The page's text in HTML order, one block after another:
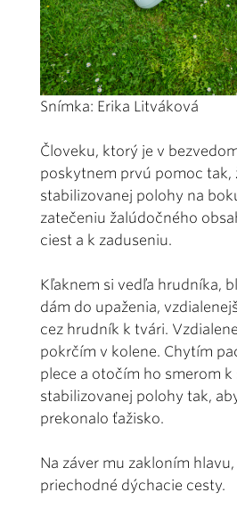
Snímka: Erika Litváková
Človeku, ktorý je v
poskytnem prvú pomoc tak,
stabilizovanej polohy na
zatečeniu žalúdočného
ciest a k zaduseniu.
Kľaknem si vedľa hrudníka,
dám do upaženia,
cez hrudník k tvári.
pokrčím v kolene. Chytím
plece a otočím ho smerom k
stabilizovanej polohy tak,
prekonalo ťažisko.
Na záver mu zakloním
priechodné dýchacie cesty.